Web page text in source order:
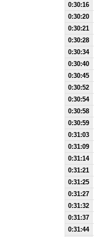
0:30:16
0:30:20
0:30:21
0:30:28
0:30:34
0:30:40
0:30:45
0:30:52
0:30:54
0:30:58
0:30:59
0:31:03
0:31:09
0:31:14
0:31:21
0:31:25
0:31:27
0:31:32
0:31:37
0:31:44